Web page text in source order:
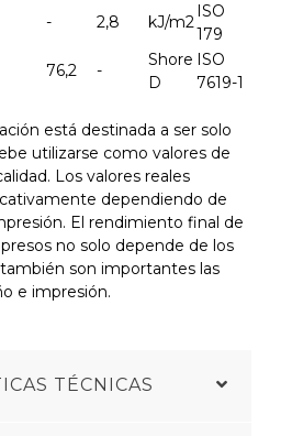
- 2,8 kJ/m2
ISO
179
76,2 -
Shore
D
ISO
7619-1
está destinada a ser solo
utilizarse como valores de
Los valores reales
dependiendo de
El rendimiento final de
no solo depende de los
son importantes las
e impresión.
TÉCNICAS